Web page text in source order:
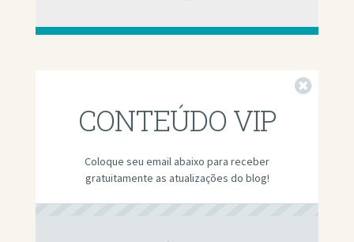
CONTEÚDO VIP
Coloque seu email abaixo para receber
gratuitamente as atualizações do blog!